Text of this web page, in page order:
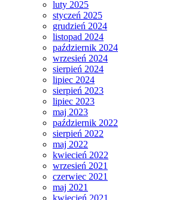
luty 2025
styczeń 2025
grudzień 2024
listopad 2024
październik 2024
wrzesień 2024
sierpień 2024
lipiec 2024
sierpień 2023
lipiec 2023
maj 2023
październik 2022
sierpień 2022
maj 2022
kwiecień 2022
wrzesień 2021
czerwiec 2021
maj 2021
kwiecień 2021